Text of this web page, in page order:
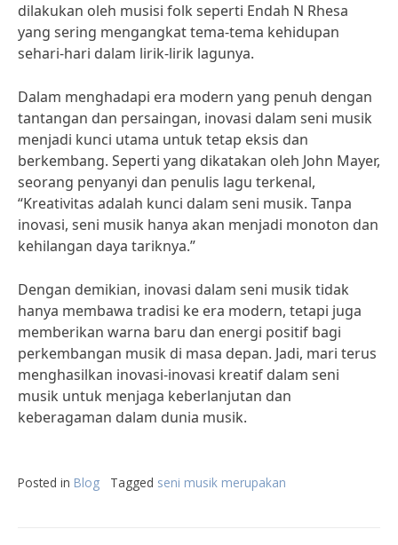
dilakukan oleh musisi folk seperti Endah N Rhesa
yang sering mengangkat tema-tema kehidupan
sehari-hari dalam lirik-lirik lagunya.
Dalam menghadapi era modern yang penuh dengan
tantangan dan persaingan, inovasi dalam seni musik
menjadi kunci utama untuk tetap eksis dan
berkembang. Seperti yang dikatakan oleh John Mayer,
seorang penyanyi dan penulis lagu terkenal,
“Kreativitas adalah kunci dalam seni musik. Tanpa
inovasi, seni musik hanya akan menjadi monoton dan
kehilangan daya tariknya.”
Dengan demikian, inovasi dalam seni musik tidak
hanya membawa tradisi ke era modern, tetapi juga
memberikan warna baru dan energi positif bagi
perkembangan musik di masa depan. Jadi, mari terus
menghasilkan inovasi-inovasi kreatif dalam seni
musik untuk menjaga keberlanjutan dan
keberagaman dalam dunia musik.
Posted in Blog Tagged seni musik merupakan